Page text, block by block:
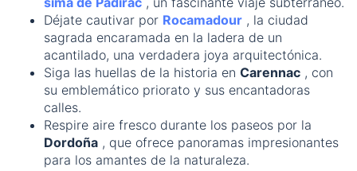
Déjate cautivar por Rocamadour , la ciudad
sagrada encaramada en la ladera de un
acantilado, una verdadera joya arquitectónica.
Siga las huellas de la historia en Carennac , con
su emblemático priorato y sus encantadoras
calles.
Respire aire fresco durante los paseos por la
Dordoña , que ofrece panoramas impresionantes
para los amantes de la naturaleza.